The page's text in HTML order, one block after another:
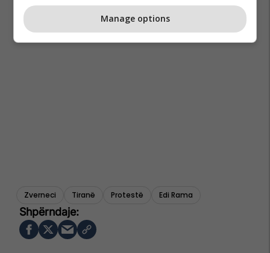
Zverneci Tiranë Protestë Edi Rama
Manage options